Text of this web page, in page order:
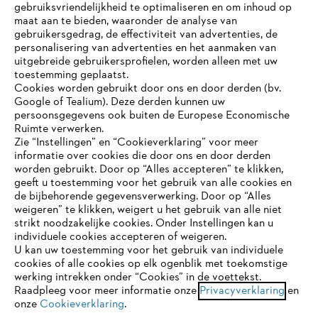
Bedrijf
STIHL FAQ
Contact
Gegevensbescherming Impressum
JE BROWSER WORDT NIET
ONDERSTEUND
Je gebruikt een browser die we nog niet ondersteunen. Om
onze website optimaal te kunnen gebruiken, raden we aan dat
je overschakelt op één van de volgende browsers:
firefox
gebruiksvriendelijkheid te optimaliseren en om inhoud op
maat aan te bieden, waaronder de analyse van
gebruikersgedrag, de effectiviteit van advertenties, de
personalisering van advertenties en het aanmaken van
uitgebreide gebruikersprofielen, worden alleen met uw
toestemming geplaatst.
Cookies worden gebruikt door ons en door derden (bv.
Google of Tealium). Deze derden kunnen uw
persoonsgegevens ook buiten de Europese Economische
Ruimte verwerken.
Zie “Instellingen” en “Cookieverklaring” voor meer
informatie over cookies die door ons en door derden
worden gebruikt. Door op “Alles accepteren” te klikken,
geeft u toestemming voor het gebruik van alle cookies en
de bijbehorende gegevensverwerking. Door op “Alles
weigeren” te klikken, weigert u het gebruik van alle niet
strikt noodzakelijke cookies. Onder Instellingen kan u
individuele cookies accepteren of weigeren.
U kan uw toestemming voor het gebruik van individuele
cookies of alle cookies op elk ogenblik met toekomstige
werking intrekken onder “Cookies” in de voettekst.
Raadpleeg voor meer informatie onze Privacyverklaring en
onze Cookieverklaring.